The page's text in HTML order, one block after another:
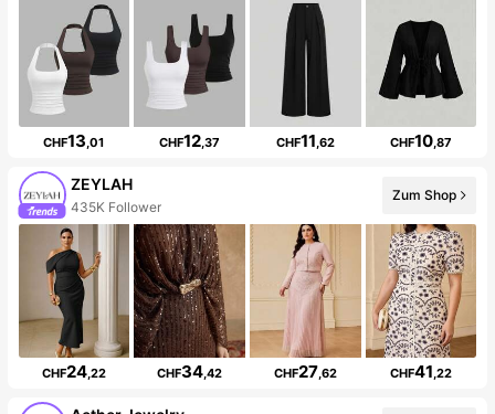
CHF13,01 CHF12,37 CHF11,62 CHF10,87
ZEYLAH
435K Follower
Zum Shop
CHF24,22 CHF34,42 CHF27,62 CHF41,22